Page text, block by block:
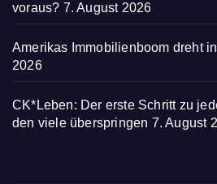
voraus? 7. August 2026
Amerikas Immobilienboom dreht
2026
CK*Leben: Der erste Schritt zu
den viele überspringen 7. August